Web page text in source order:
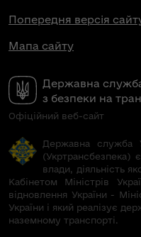
Державна
з безпеки на
Офіційний веб-сайт
Попередня версія
Мапа сайту
Державна служба
(Укртрансбезпека)
влади, діяльність
Кабінетом Міністрів
відновлення України -
України і який реалізує
наземному транспорті.